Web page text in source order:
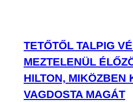
TETŐTŐL TALPIG
MEZTELENÜL
HILTON, MIKÖZBEN
VAGDOSTA MAGÁT